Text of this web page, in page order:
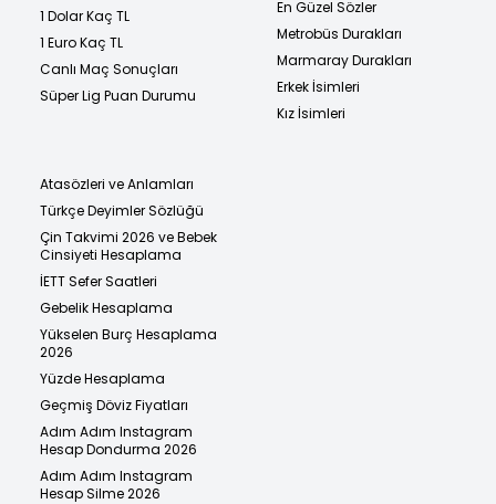
1 Dolar Kaç TL
1 Euro Kaç TL
Canlı Maç Sonuçları
Süper Lig Puan Durumu
En Güzel Sözler
Metrobüs Durakları
Marmaray Durakları
Erkek İsimleri
Kız İsimleri
Atasözleri ve Anlamları
Türkçe Deyimler Sözlüğü
Çin Takvimi 2026 ve Bebek
Cinsiyeti Hesaplama
İETT Sefer Saatleri
Gebelik Hesaplama
Yükselen Burç Hesaplama
2026
Yüzde Hesaplama
Geçmiş Döviz Fiyatları
Adım Adım Instagram
Hesap Dondurma 2026
Adım Adım Instagram
Hesap Silme 2026